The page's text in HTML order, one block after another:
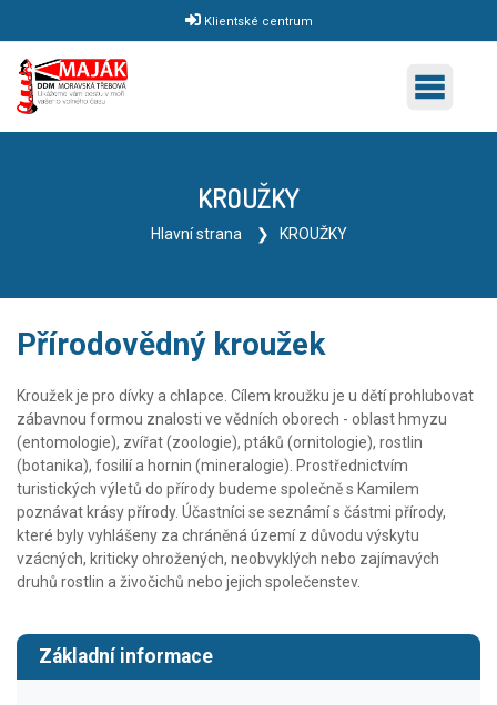
Klientské centrum
KROUŽKY
Hlavní strana KROUŽKY
Přírodovědný kroužek
Kroužek je pro dívky a chlapce. Cílem kroužku je u dětí prohlubovat
zábavnou formou znalosti ve vědních oborech - oblast hmyzu
(entomologie), zvířat (zoologie), ptáků (ornitologie), rostlin
(botanika), fosilií a hornin (mineralogie). Prostřednictvím
turistických výletů do přírody budeme společně s Kamilem
poznávat krásy přírody. Účastníci se seznámí s částmi přírody,
které byly vyhlášeny za chráněná území z důvodu výskytu
vzácných, kriticky ohrožených, neobvyklých nebo zajímavých
druhů rostlin a živočichů nebo jejich společenstev.
Základní informace